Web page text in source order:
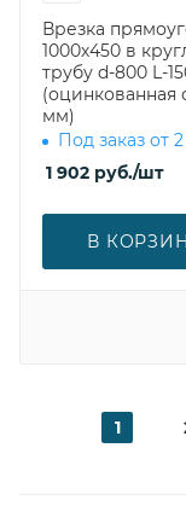
Врезка
1000х450 в
трубу d-800 L-
(оцинкованная
мм)
Под заказ от
1 902 руб./шт
В
1